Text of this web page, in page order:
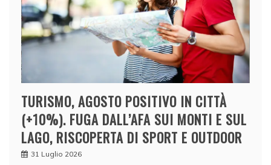
TURISMO, AGOSTO POSITIVO IN CITTÀ
(+10%). FUGA DALL’AFA SUI MONTI E SUL
LAGO, RISCOPERTA DI SPORT E OUTDOOR
31 Luglio 2026